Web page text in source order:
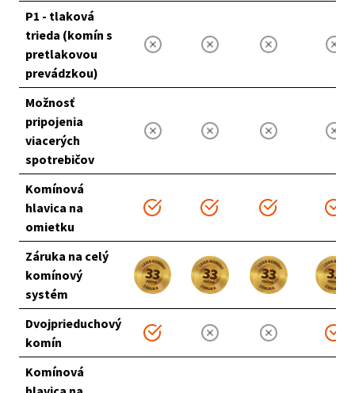
P1 - tlaková
trieda (komín s
pretlakovou
prevádzkou)
Možnosť
pripojenia
viacerých
spotrebičov
Komínová
hlavica na
omietku
Záruka na celý
komínový
systém
Dvojprieduchový
komín
Komínová